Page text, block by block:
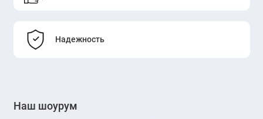
Надежность
Наш шоурум